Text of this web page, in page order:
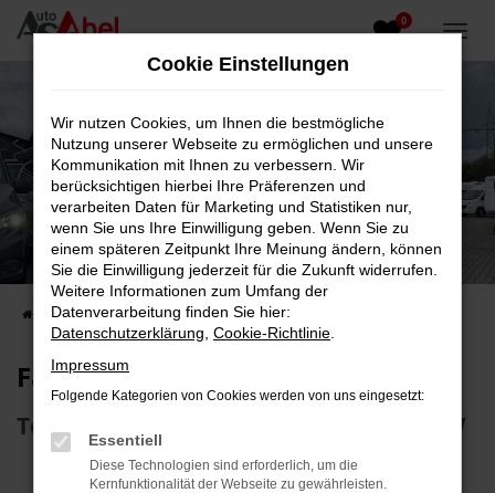
Zum
0
Fahrzeug-Showroom
Top Auswahl an Reisemobilen und PKW
Startseite Fahrzeugangebote Fahrzeugsuche
Fahrzeug-Showroom
Top Auswahl an Reisemobilen und PKW
Cookie Einstellungen
Wir nutzen Cookies, um Ihnen die bestmögliche
Nutzung unserer Webseite zu ermöglichen und unsere
Kommunikation mit Ihnen zu verbessern. Wir
berücksichtigen hierbei Ihre Präferenzen und
verarbeiten Daten für Marketing und Statistiken nur,
wenn Sie uns Ihre Einwilligung geben. Wenn Sie zu
einem späteren Zeitpunkt Ihre Meinung ändern, können
Sie die Einwilligung jederzeit für die Zukunft widerrufen.
Weitere Informationen zum Umfang der
Datenverarbeitung finden Sie hier:
Datenschutzerklärung Cookie-Richtlinie
Impressum
Folgende Kategorien von Cookies werden von uns eingesetzt:
Essentiell
Diese Technologien sind erforderlich, um die
Kernfunktionalität der Webseite zu gewährleisten.